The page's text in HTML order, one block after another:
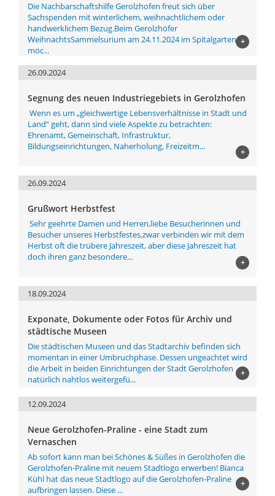
Die Nachbarschaftshilfe Gerolzhofen freut sich über
Sachspenden mit winterlichem, weihnachtlichem oder
handwerklichem Bezug.Beim Gerolzhöfer
WeihnachtsSammelsurium am 24.11.2024 im Spitalgarten
möc...
+
26.09.2024
Segnung des neuen Industriegebiets in Gerolzhofen
Wenn es um „gleichwertige Lebensverhältnisse in Stadt und
Land“ geht, dann sind viele Aspekte zu betrachten:
Ehrenamt, Gemeinschaft, Infrastruktur,
Bildungseinrichtungen, Naherholung, Freizeitm...
+
26.09.2024
Grußwort Herbstfest
Sehr geehrte Damen und Herren,liebe Besucherinnen und
Besucher unseres Herbstfestes,zwar verbinden wir mit dem
Herbst oft die trübere Jahreszeit, aber diese Jahreszeit hat
doch ihren ganz besondere...
+
18.09.2024
Exponate, Dokumente oder Fotos für Archiv und
städtische Museen
Die städtischen Museen und das Stadtarchiv befinden sich
momentan in einer Umbruchphase. Dessen ungeachtet wird
die Arbeit in beiden Einrichtungen der Stadt Gerolzhofen
natürlich nahtlos weitergefü...
+
12.09.2024
Neue Gerolzhofen-Praline - eine Stadt zum
Vernaschen
Ab sofort kann man bei Schönes & Süßes in Gerolzhofen die
Gerolzhofen-Praline mit neuem Stadtlogo erwerben! Bianca
Kühl hat das neue Stadtlogo auf die Gerolzhofen-Praline
aufbringen lassen. Diese ...
+